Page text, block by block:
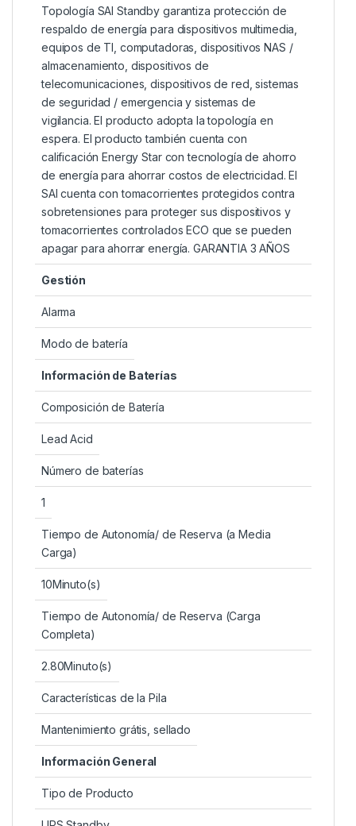
Topología SAI Standby garantiza protección de
respaldo de energía para dispositivos multimedia,
equipos de TI, computadoras, dispositivos NAS /
almacenamiento, dispositivos de
telecomunicaciones, dispositivos de red, sistemas
de seguridad / emergencia y sistemas de
vigilancia. El producto adopta la topología en
espera. El producto también cuenta con
calificación Energy Star con tecnología de ahorro
de energía para ahorrar costos de electricidad. El
SAI cuenta con tomacorrientes protegidos contra
sobretensiones para proteger sus dispositivos y
tomacorrientes controlados ECO que se pueden
apagar para ahorrar energía. GARANTIA 3 AÑOS
Gestión
Alarma
Modo de batería
Información de Baterías
Composición de Batería
Lead Acid
Número de baterías
1
Tiempo de Autonomía/ de Reserva (a Media
Carga)
10Minuto(s)
Tiempo de Autonomía/ de Reserva (Carga
Completa)
2.80Minuto(s)
Características de la Pila
Mantenimiento grátis, sellado
Información General
Tipo de Producto